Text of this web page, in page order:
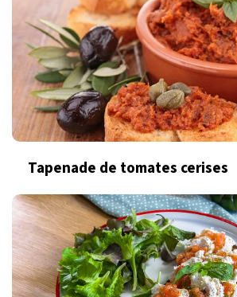
Tapenade de tomates cerises